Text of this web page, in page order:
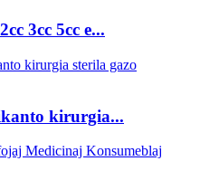
3cc 5cc e...
kirurgia...